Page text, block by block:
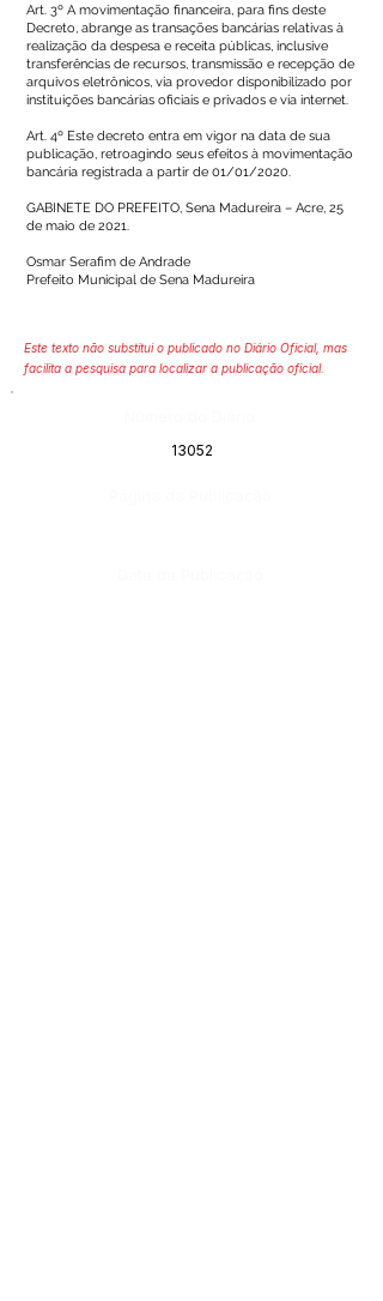
Art. 3º A movimentação financeira, para fins deste
Decreto, abrange as transações bancárias relativas à
realização da despesa e receita públicas, inclusive
transferências de recursos, transmissão e recepção de
arquivos eletrônicos, via provedor disponibilizado por
instituições bancárias oficiais e privados e via internet.
Art. 4º Este decreto entra em vigor na data de sua
publicação, retroagindo seus efeitos à movimentação
bancária registrada a partir de 01/01/2020.
GABINETE DO PREFEITO, Sena Madureira – Acre, 25
de maio de 2021.
Osmar Serafim de Andrade
Prefeito Municipal de Sena Madureira
Este texto não substitui o publicado no Diário Oficial, mas
facilita a pesquisa para localizar a publicação oficial.
13052